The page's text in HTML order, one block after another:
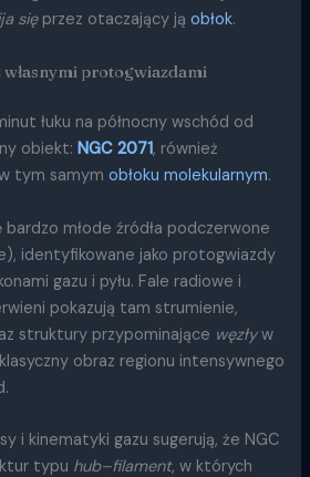
sięprzez otaczający jąobłok.
własnymi protogwiazdami
łuku na północny wschód od
obiekt:NGC 2071, również
w tym samymobłoku molekularnym.
młode źródła podczerwone
identyfikowane jako protogwiazdy
gazu i pyłu. Fale radiowe i
pokazują tam strumienie,
struktury przypominające węzływ
obraz regionu intensywnego
i kinematyki gazu sugerują, że NGC
typu hub–filament, w których